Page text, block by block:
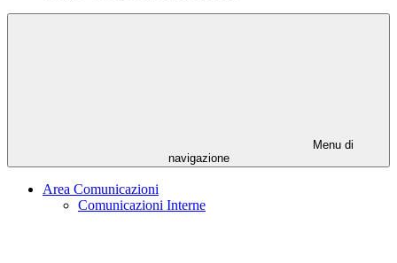
Menu di
navigazione
Area Comunicazioni
Comunicazioni Interne